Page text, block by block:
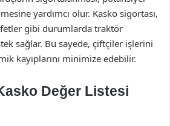
yardımcı olur. Kasko sigortası,
gibi durumlarda traktör
sağlar. Bu sayede, çiftçiler işlerini
kayıplarını minimize edebilir.
Değer Listesi